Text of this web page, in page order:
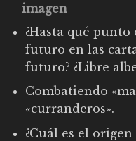
imagen
¿Hasta qué
futuro en las
futuro? ¿Libre
Combatiendo
«curranderos».
¿Cuál es el